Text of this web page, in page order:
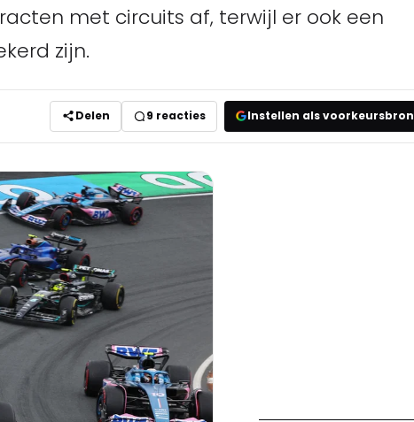
met circuits af, terwijl er ook een
zijn.
Delen 9 reacties Instellen als voorkeursbron